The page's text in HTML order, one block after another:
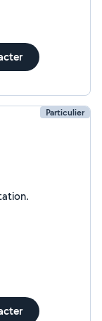
Particulier
ma présentation.